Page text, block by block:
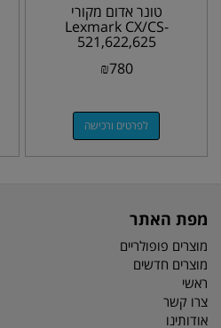
טונר אדום מקורי
Lexmark CX/CS-
521,622,625
₪780
לפרטים ורכישה
מפת האתר
מוצרים פופולריים
מוצרים חדשים
ראשי
צרו קשר
אודותינו